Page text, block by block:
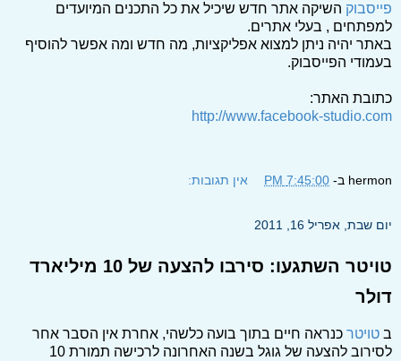
פייסבוק השיקה אתר חדש שיכיל את כל התכנים המיועדים
למפתחים , בעלי אתרים.
באתר יהיה ניתן למצוא אפליקציות, מה חדש ומה אפשר להוסיף
בעמודי הפייסבוק.
כתובת האתר:
http://www.facebook-studio.com
hermon ב- 7:45:00 PM אין תגובות:
יום שבת, אפריל 16, 2011
טויטר השתגעו: סירבו להצעה של 10 מיליארד
דולר
ב טויטר כנראה חיים בתוך בועה כלשהי, אחרת אין הסבר אחר
לסירוב להצעה של גוגל בשנה האחרונה לרכישה תמורת 10